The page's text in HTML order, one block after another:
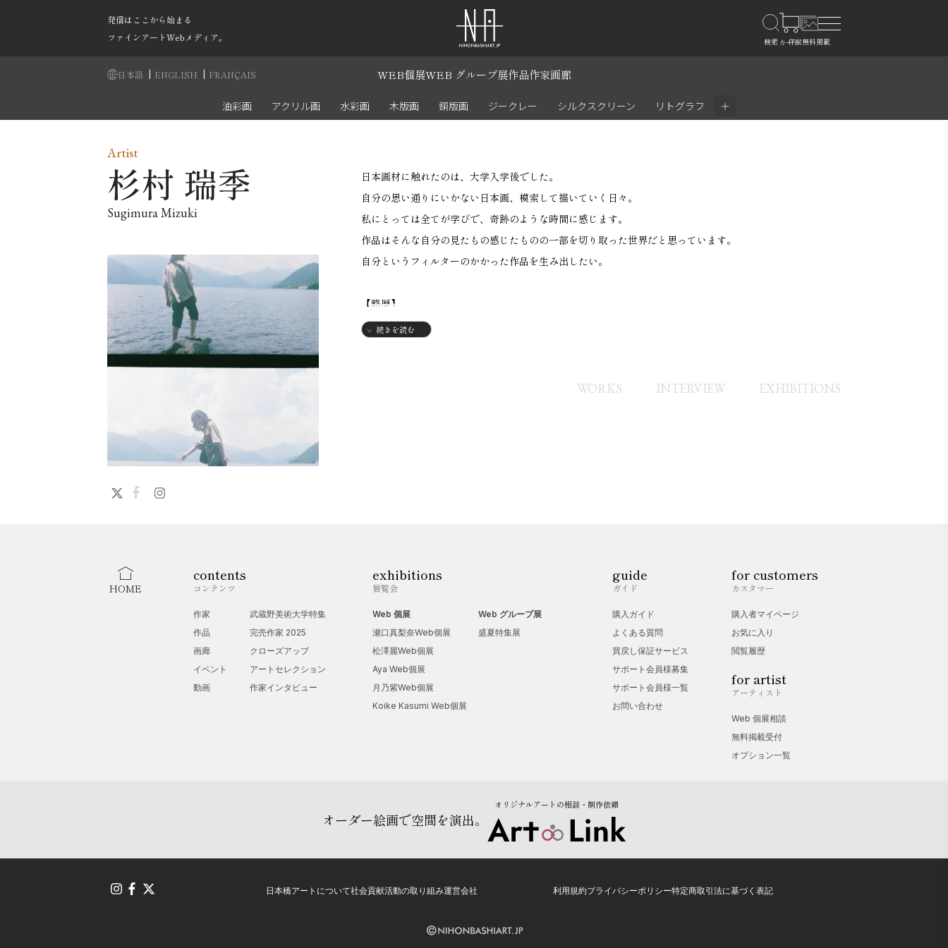
発信はここから始まる
ファインアートWebメディア。
日本語 | ENGLISH | FRANÇAIS WEB個展WEB グループ展作品作家画廊
油彩画 アクリル画 水彩画 木版画 銅版画 ジークレー シルクスクリーン リトグラフ ＋
日本画材に触れたのは、大学入学後でした。
自分の思い通りにいかない日本画、模索して描いていく日々。
私にとっては全てが学びで、奇跡のような時間に感じます。
作品はそんな自分の見たもの感じたものの一部を切り取った世界だと思っています。
自分というフィルターのかかった作品を生み出したい。
【略歴】
2002年続きを読む
Artist
杉村 瑞季
Sugimura Mizuki
WORKS INTERVIEW EXHIBITIONS
HOME
contents
コンテンツ
作家
作品
画廊
イベント
動画
武蔵野美術大学特集
完売作家 2025
クローズアップ
アートセレクション
作家インタビュー
exhibitions
展覧会
Web 個展
瀬口真梨奈Web個展
松澤麗Web個展
Aya Web個展
月乃紫Web個展
Koike Kasumi Web個展
Web グループ展
盛夏特集展
guide
ガイド
購入ガイド
よくある質問
買戻し保証サービス
サポート会員様募集
サポート会員様一覧
お問い合わせ
for customers
カスタマー
購入者マイページ
お気に入り
閲覧履歴
for artist
アーティスト
Web 個展相談
無料掲載受付
オプション一覧
オーダー絵画で空間を演出。
オリジナルアートの相談・制作依頼
日本橋アートについて社会貢献活動の取り組み運営会社 利用規約プライバシーポリシー特定商取引法に基づく表記